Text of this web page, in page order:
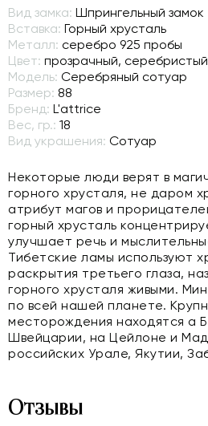
Вид замка: Шпрингельный замок
Вставка: Горный хрусталь
Металл: серебро 925 пробы
Цвет: прозрачный, серебристый
Модель: Серебряный сотуар
Размер: 88
Бренд: L'attrice
Вес, гр.: 18
Вид украшения: Сотуар
Некоторые люди верят в
горного хрусталя, не даром
атрибут магов и
горный хрусталь
улучшает речь и
Тибетские ламы используют
раскрытия третьего глаза,
горного хрусталя живыми.
по всей нашей планете.
месторождения находятся а
Швейцарии, на Цейлоне и
российских Урале, Якутии,
Отзывы